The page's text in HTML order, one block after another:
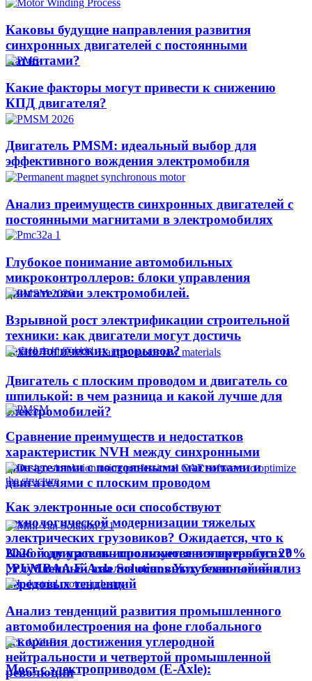
Каковы будущие направления развития
синхронных двигателей с постоянными
магнитами?
Какие факторы могут привести к снижению
КПД двигателя?
Двигатель PMSM: идеальный выбор для
эффективного вождения электромобиля
Анализ преимуществ синхронных двигателей с
постоянными магнитами в электромобилях
Глубокое понимание автомобильных
микроконтроллеров: блоки управления
двигателями электромобилей.
Взрывной рост электрификации строительной
техники: как двигатели могут достичь
технологических прорывов?​
Двигатель с плоским проводом и двигатель со
шпилькой: в чем разница и какой лучше для
электромобилей?
Сравнение преимуществ и недостатков
характеристик NVH между синхронными
двигателями с постоянными магнитами и
двигателями с плоским проводом
Как электронные оси способствуют
технологической модернизации тяжелых
электрических грузовиков? Ожидается, что к
2026 году уровень проникновения превысит 20%
| PUMBAA E-Axle Solutions Углубленный анализ
Какой двигатель используется в электробусах?
Углубленный анализ основных технологий и
передовых тенденций
Анализ тенденций развития промышленного
автомобилестроения на фоне глобального
ускорения достижения углеродной
нейтральности и четвертой промышленной
революции
Мост с электроприводом (E-Axle):